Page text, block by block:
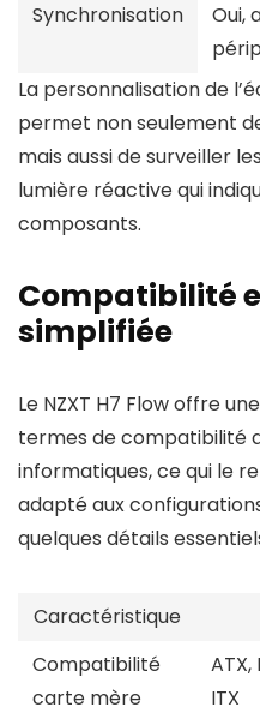
Synchronisation
Oui,
La personnalisation de
permet non seulement
mais aussi de surveiller
lumière réactive qui
composants.
Compatibilité
simplifiée
Le NZXT H7 Flow offre
termes de compatibilité
informatiques, ce qui le
adapté aux
quelques détails
Caractéristique
Compatibilité
carte mère
ITX